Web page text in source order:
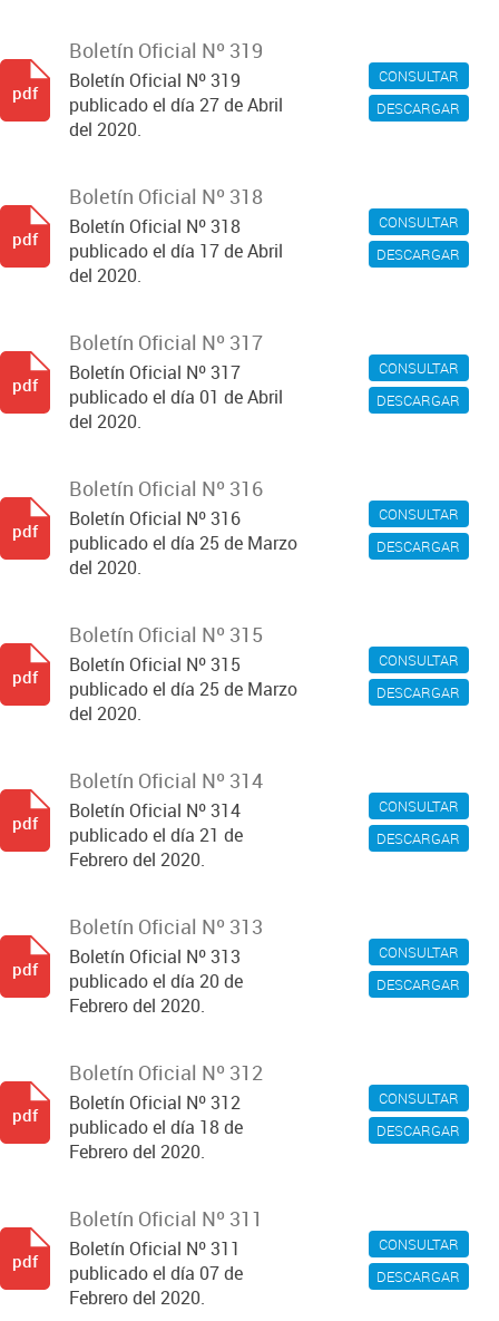
CONSULTAR
DESCARGAR
Boletín Oficial Nº 319
Boletín Oficial Nº 319
publicado el día 27 de Abril
del 2020.
pdf
CONSULTAR
DESCARGAR
Boletín Oficial Nº 318
Boletín Oficial Nº 318
publicado el día 17 de Abril
del 2020.
pdf
CONSULTAR
DESCARGAR
Boletín Oficial Nº 317
Boletín Oficial Nº 317
publicado el día 01 de Abril
del 2020.
pdf
CONSULTAR
DESCARGAR
Boletín Oficial Nº 316
Boletín Oficial Nº 316
publicado el día 25 de Marzo
del 2020.
pdf
CONSULTAR
DESCARGAR
Boletín Oficial Nº 315
Boletín Oficial Nº 315
publicado el día 25 de Marzo
del 2020.
pdf
CONSULTAR
DESCARGAR
Boletín Oficial Nº 314
Boletín Oficial Nº 314
publicado el día 21 de
Febrero del 2020.
pdf
CONSULTAR
DESCARGAR
Boletín Oficial Nº 313
Boletín Oficial Nº 313
publicado el día 20 de
Febrero del 2020.
pdf
CONSULTAR
DESCARGAR
Boletín Oficial Nº 312
Boletín Oficial Nº 312
publicado el día 18 de
Febrero del 2020.
pdf
CONSULTAR
DESCARGAR
Boletín Oficial Nº 311
Boletín Oficial Nº 311
publicado el día 07 de
Febrero del 2020.
pdf